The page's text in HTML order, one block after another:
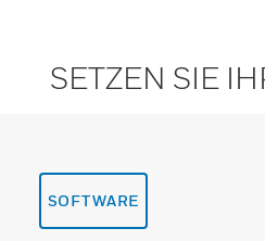
SETZEN SIE
SOFTWARE